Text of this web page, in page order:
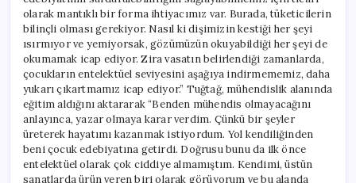
olarak mantıklı bir forma ihtiyacımız var. Burada, tüketicilerin
bilinçli olması gerekiyor. Nasıl ki dişimizin kestiği her şeyi
ısırmıyor ve yemiyorsak, gözümüzün okuyabildiği her şeyi de
okumamak icap ediyor. Zira vasatın belirlendiği zamanlarda,
çocukların entelektüel seviyesini aşağıya indirmememiz, daha
yukarı çıkartmamız icap ediyor.” Tuğtağ, mühendislik alanında
eğitim aldığını aktararak “Benden mühendis olmayacağını
anlayınca, yazar olmaya karar verdim. Çünkü bir şeyler
üreterek hayatımı kazanmak istiyordum. Yol kendiliğinden
beni çocuk edebiyatına getirdi. Doğrusu bunu da ilk önce
entelektüel olarak çok ciddiye almamıştım. Kendimi, üstün
sanatlarda ürün veren biri olarak görüyorum ve bu alanda